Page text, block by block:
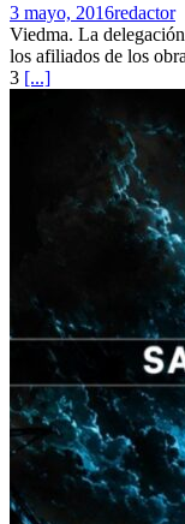
3 mayo, 2016redactor
Viedma. La
los afiliados de los
3 [...]